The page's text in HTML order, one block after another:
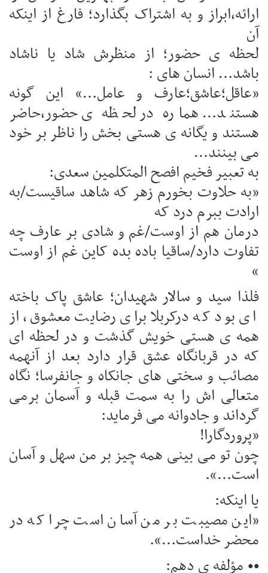
ارائه،ابراز و به اشتراک بگذارد؛ فارغ از اینکه
آن
لحظه ی حضور؛ از منظرش شاد یا ناشاد
باشد… انسان های :
«عاقل؛عاشق؛عارف و عامل…» این گونه
هستند… هماره در لحظه ی حضور،حاضر
هستند و یگانه ی هستی بخش را ناظر بر خود
می بینند…
به تعبیر فخیم افصح المتکلمین سعدی:
«به حلاوت بخورم زهر که شاهد ساقیست/به
ارادت ببرم درد که
درمان هم از اوست/غم و شادی بر عارف چه
تفاوت دارد/ساقیا باده بده کاین غم از اوست
»
فلذا سید و سالار شهیدان؛ عاشق پاک باخته
ای بود که درکربلا برای رضایت معشوق، از
همه ی هستی خویش گذشت و در لحظه ای
که در قربانگاه عشق قرار دارد بعد از آنهمه
مصائب و سختی های جانکاه و جانفرسا؛ نگاه
متعالی اش را به سمت قبله و آسمان برمی
گرداند و جادوانه می فرماید:
«پروردگارا!
چون تو می بینی همه چیز بر من سهل و آسان
است…».
یا اینکه:
«این مصیبت بر من آسان است چرا که در
محضر خداست…».
•• مؤلفه ی دهم: